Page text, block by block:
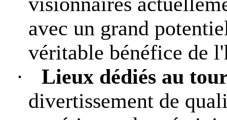
avec un grand
véritable bénéfice de
·
Lieux dédiés au
divertissement de